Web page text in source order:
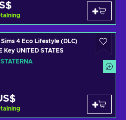
Sims 4 Eco Lifestyle (DLC)
Key UNITED STATES